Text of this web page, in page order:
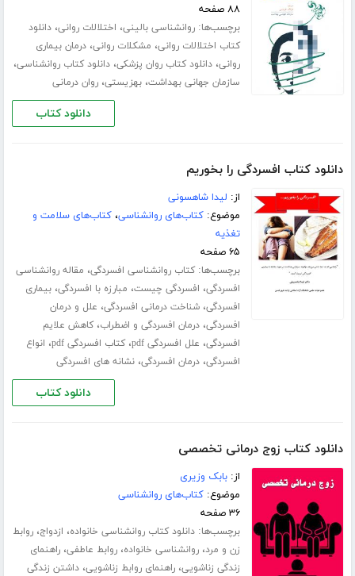
۸۸ صفحه
برچسب‌ها:روانشناسی بالینی، اختلالات روانی،دانلود
کتاب اختلالات روانی، مشکلات روانی،درمان بیماری
روانی،دانلود کتاب روان پزشکی،دانلود کتاب روانشناسی،
سازمان جهانی بهداشت،بهزیستی،روان درمانی
دانلود کتاب
دانلود کتاب افسردگی را بخوریم
از: لیدا شاهسونی
موضوع:کتاب‌های روانشناسی،کتاب‌های سلامت و
تغذیه
۶۵ صفحه
برچسب‌ها:کتاب روانشناسی افسردگی، مقاله روانشناسی
افسردگی، افسردگی چیست، مبارزه با افسردگی،بیماری
افسردگی،شناخت درمانی افسردگی، علل و درمان
افسردگی،درمان افسردگی و اضطراب،کاهش علایم
افسردگی، علل افسردگی pdf ،کتاب افسردگی pdf ، انواع
افسردگی،درمان افسردگی،نشانه های افسردگی
دانلود کتاب
دانلود کتاب زوج درمانی تخصصی
از:بابک وزیری
موضوع:کتاب‌های روانشناسی
۳۶ صفحه
برچسب‌ها:دانلود کتاب روانشناسی خانواده، ازدواج،روابط
زن و مرد،روانشناسی خانواده،روابط عاطفی،راهنمای
زندگی زناشویی،راهنمای روابط زناشویی،داشتن زندگی